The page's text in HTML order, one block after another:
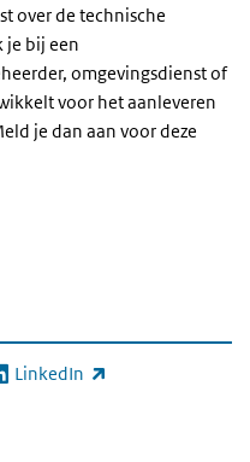
over de technische
je bij een
omgevingsdienst of
voor het aanleveren
je dan aan voor deze
LinkedIn
link)